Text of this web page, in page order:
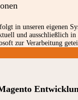
in unseren eigenen
und ausschließlich
zur Verarbeitung